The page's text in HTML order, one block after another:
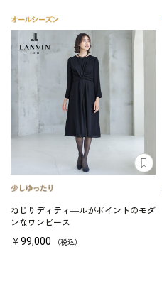
ねじりディティ―ルがポイントのモダ
ンなワンピース
￥99,000 （税込）